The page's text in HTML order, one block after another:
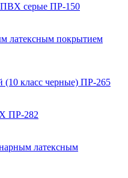
ПВХ серые ПР-150
латексным покрытием
класс черные) ПР-265
ПР-282
латексным